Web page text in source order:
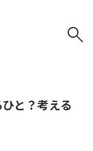
と？考える